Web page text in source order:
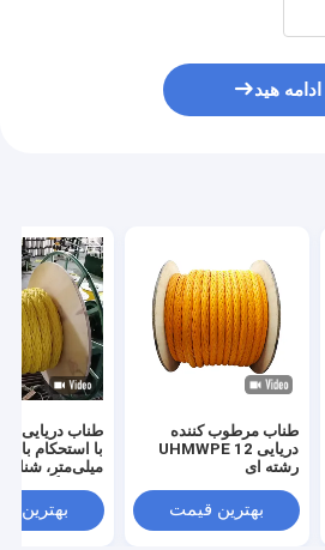
ادامه هید
طناب مرطوب کننده
دریایی UHMWPE 12
رشته ای
بهترین قیمت
میلی‌متر،
یدک‌کشی و
فراساحلی
بهترین